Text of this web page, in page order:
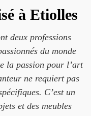
à Etiolles
deux professions
du monde
la passion pour l’art
ne requiert pas
C’est un
et des meubles